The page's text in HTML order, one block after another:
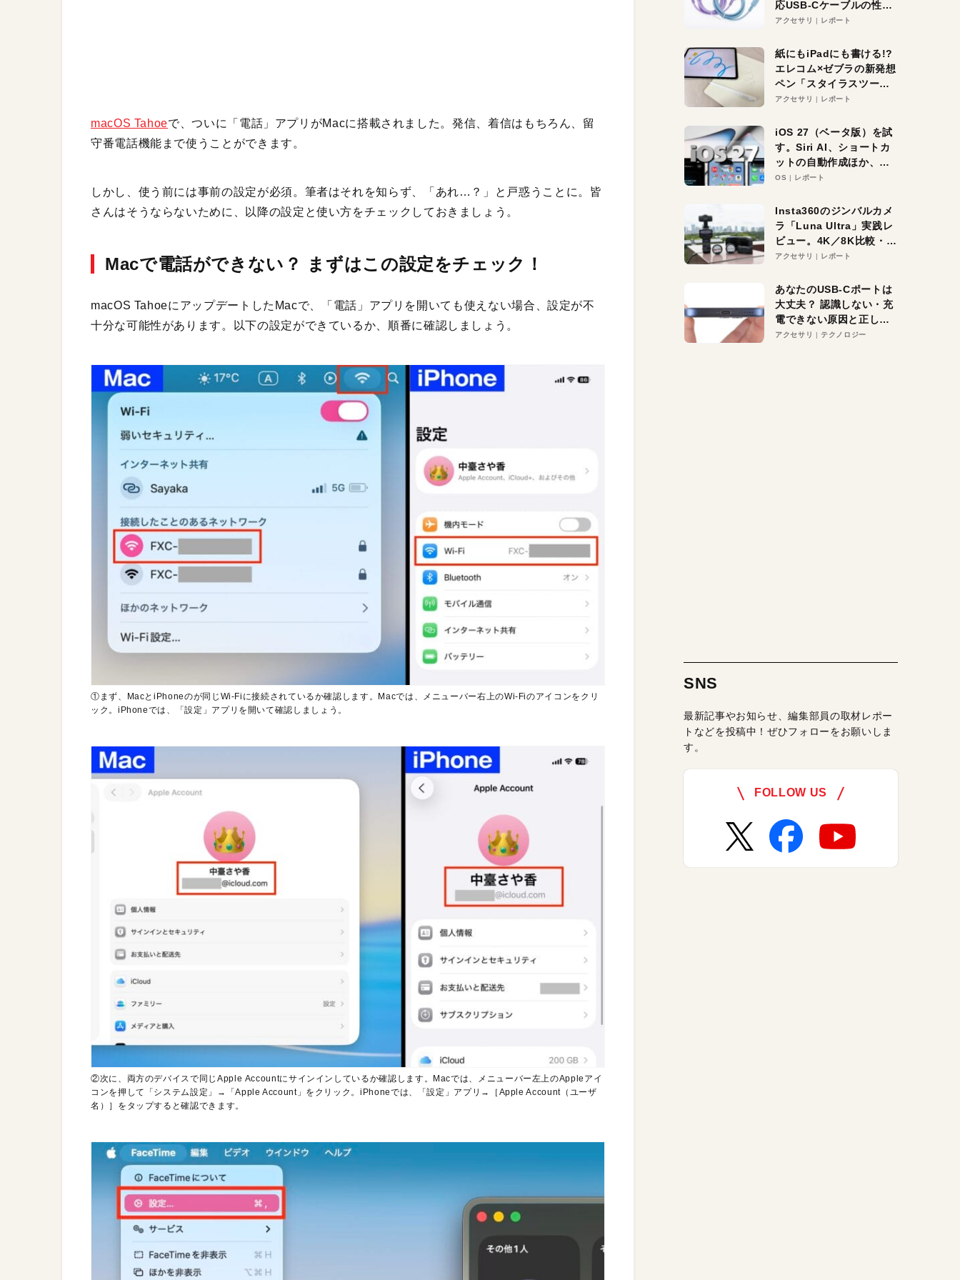
macOS Tahoeで、ついに「電話」アプリがMacに搭載されました。発信、着信はもちろん、留
守番電話機能まで使うことができます。
しかし、使う前には事前の設定が必須。筆者はそれを知らず、「あれ…？」と戸惑うことに。皆
さんはそうならないために、以降の設定と使い方をチェックしておきましょう。
Macで電話ができない？ まずはこの設定をチェック！
macOS TahoeにアップデートしたMacで、「電話」アプリを開いても使えない場合、設定が不
十分な可能性があります。以下の設定ができているか、順番に確認しましょう。
①まず、MacとiPhoneのが同じWi-Fiに接続されているか確認します。Macでは、メニューバー右上のWi-Fiのアイコンをクリ
ック。iPhoneでは、「設定」アプリを開いて確認しましょう。
②次に、両方のデバイスで同じApple Accountにサインインしているか確認します。Macでは、メニューバー左上のAppleアイ
コンを押して「システム設定」→「Apple Account」をクリック。iPhoneでは、「設定」アプリ→［Apple Account（ユーザ
名）］をタップすると確認できます。
応USB-Cケーブルの性能
を検証。超コスパの1本を
アクセサリ レポート
紙にもiPadにも書ける!?
エレコム×ゼブラの新発想
ペン「スタイラスツーウ
ェイ」レビュー。持ち替
アクセサリ レポート
iOS 27（ベータ版）を試
す。Siri AI、ショートカ
ットの自動作成ほか、期
待大の便利機能5選。
る未来はすぐそこ！
OS レポート
Insta360のジンバルカメ
ラ「Luna Ultra」実践レ
ビュー。4K／8K比較・ズ
ーム・夜間撮影をチェッ
アクセサリ レポート
あなたのUSB-Cポートは
大丈夫？ 認識しない・充
電できない原因と正しい
対策
アクセサリ テクノロジー
SNS
最新記事やお知らせ、編集部員の取材レポー
トなどを投稿中！ぜひフォローをお願いしま
す。
FOLLOW US